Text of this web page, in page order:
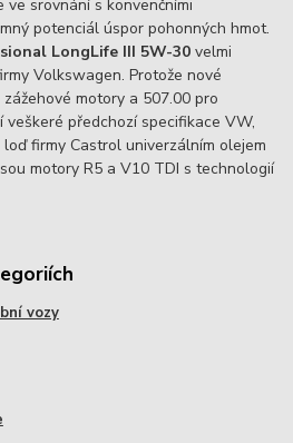
srovnání s konvenčními
potenciál úspor pohonných hmot.
LongLife III 5W-30 velmi
Volkswagen. Protože nové
motory a 507.00 pro
předchozí specifikace VW,
firmy Castrol univerzálním olejem
motory R5 a V10 TDI s technologií
vozy